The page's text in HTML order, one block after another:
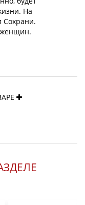
На
Сохрани.
женщин.